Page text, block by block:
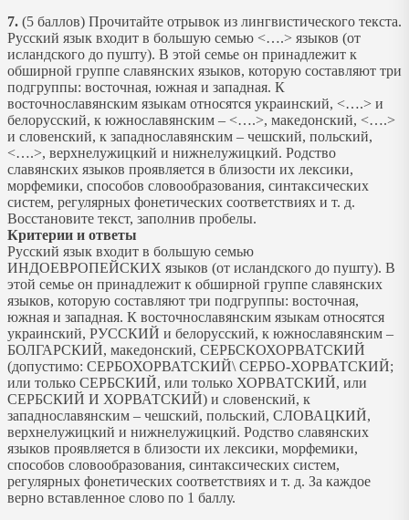
7. (5 баллов) Прочитайте отрывок из лингвистического текста.
Русский язык входит в большую семью ˂….˃ языков (от
исландского до пушту). В этой семье он принадлежит к
обширной группе славянских языков, которую составляют три
подгруппы: восточная, южная и западная. К
восточнославянским языкам относятся украинский, ˂….˃ и
белорусский, к южнославянским – ˂….˃, македонский, ˂….˃
и словенский, к западнославянским – чешский, польский,
˂….˃, верхнелужицкий и нижнелужицкий. Родство
славянских языков проявляется в близости их лексики,
морфемики, способов словообразования, синтаксических
систем, регулярных фонетических соответствиях и т. д.
Восстановите текст, заполнив пробелы.
Критерии и ответы
Русский язык входит в большую семью
ИНДОЕВРОПЕЙСКИХ языков (от исландского до пушту). В
этой семье он принадлежит к обширной группе славянских
языков, которую составляют три подгруппы: восточная,
южная и западная. К восточнославянским языкам относятся
украинский, РУССКИЙ и белорусский, к южнославянским –
БОЛГАРСКИЙ, македонский, СЕРБСКОХОРВАТСКИЙ
(допустимо: СЕРБОХОРВАТСКИЙ\ СЕРБО-ХОРВАТСКИЙ;
или только СЕРБСКИЙ, или только ХОРВАТСКИЙ, или
СЕРБСКИЙ И ХОРВАТСКИЙ) и словенский, к
западнославянским – чешский, польский, СЛОВАЦКИЙ,
верхнелужицкий и нижнелужицкий. Родство славянских
языков проявляется в близости их лексики, морфемики,
способов словообразования, синтаксических систем,
регулярных фонетических соответствиях и т. д. За каждое
верно вставленное слово по 1 баллу.